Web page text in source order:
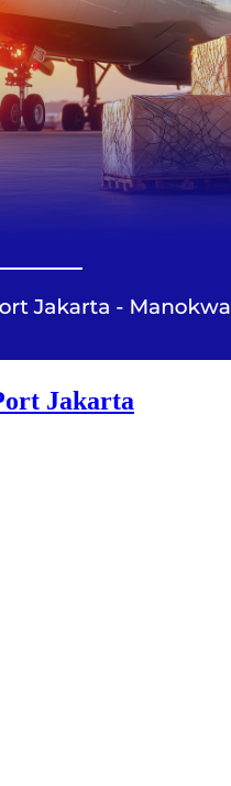
Jakarta